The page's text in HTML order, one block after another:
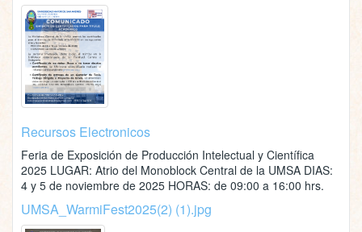
Recursos Electronicos
Feria de Exposición de Producción Intelectual y Científica
2025 LUGAR: Atrio del Monoblock Central de la UMSA DIAS:
4 y 5 de noviembre de 2025 HORAS: de 09:00 a 16:00 hrs.
UMSA_WarmiFest2025(2) (1).jpg